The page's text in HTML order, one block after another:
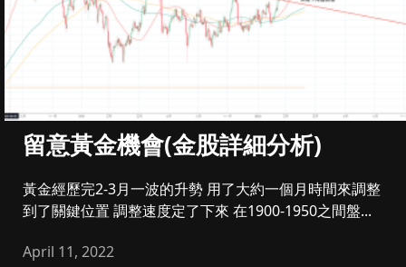
留意黃金機會(金股詳細分析)
黃金經歷完2-3月一波的升勢 用了大約一個月時間來調整
到了關鍵位置 調整速度定了下來 在1900-1950之間盤...
April 11, 2022